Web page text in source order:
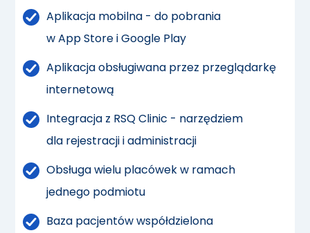
Aplikacja mobilna - do pobrania
w App Store i Google Play
Aplikacja obsługiwana przez przeglądarkę
internetową
Integracja z RSQ Clinic - narzędziem
dla rejestracji i administracji
Obsługa wielu placówek w ramach
jednego podmiotu
Baza pacjentów współdzielona